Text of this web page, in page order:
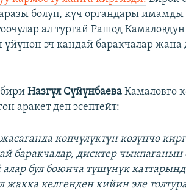
болуп, күч органдары
ал тургай Рашод
эч кандай баракчалар жана
бириНазгүл Сүйүнбаева Камаловго
аракет деп эсептейт:
көпчүлүктүн көзүнчө
баракчалар, дисктер
алар бул боюнча түшүнүк
жакка келгенден кийин эле